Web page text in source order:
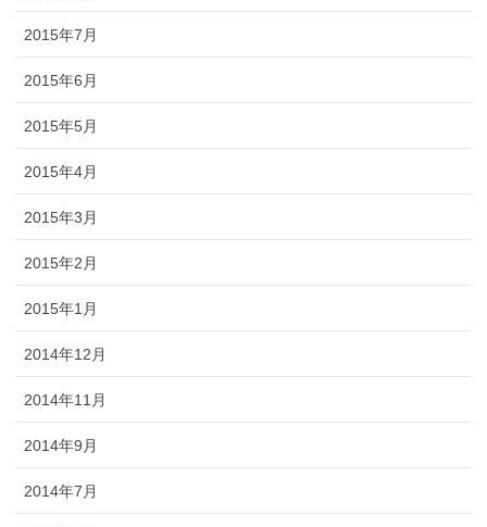
2015年7月
2015年6月
2015年5月
2015年4月
2015年3月
2015年2月
2015年1月
2014年12月
2014年11月
2014年9月
2014年7月